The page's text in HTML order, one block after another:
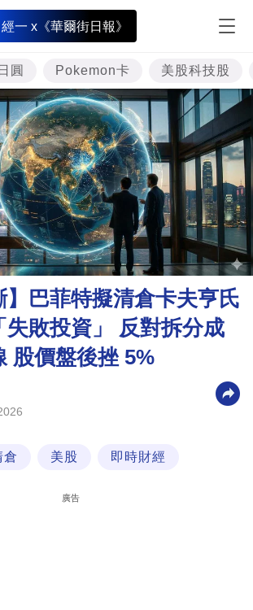
經一 x《華爾街日報》
日圓 Pokemon卡 美股科技股
】巴菲特擬清倉卡夫亨氏
失敗投資」 反對拆分成
股價盤後挫 5%
倉 美股 即時財經
廣告